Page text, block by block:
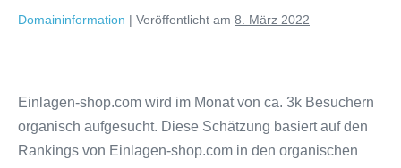
Domaininformation | Veröffentlicht am 8. März 2022
shop.com
Einlagen-shop.com wird im Monat von ca. 3k Besuchern
organisch aufgesucht. Diese Schätzung basiert auf den
Rankings von Einlagen-shop.com in den organischen